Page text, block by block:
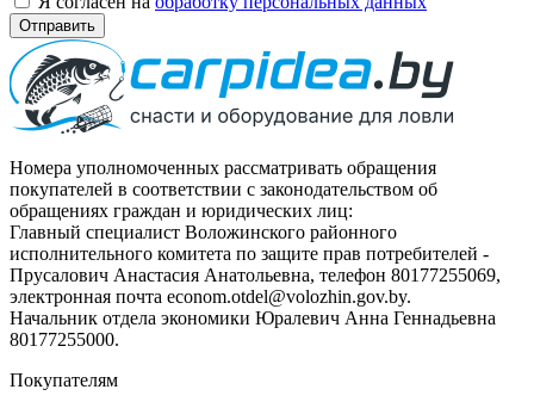
Отправить
Номера уполномоченных рассматривать обращения
покупателей в соответствии с законодательством об
обращениях граждан и юридических лиц:
Главный специалист Воложинского районного
исполнительного комитета по защите прав потребителей -
Прусалович Анастасия Анатольевна, телефон 80177255069,
электронная почта econom.otdel@volozhin.gov.by.
Начальник отдела экономики Юралевич Анна Геннадьевна
80177255000.
Покупателям